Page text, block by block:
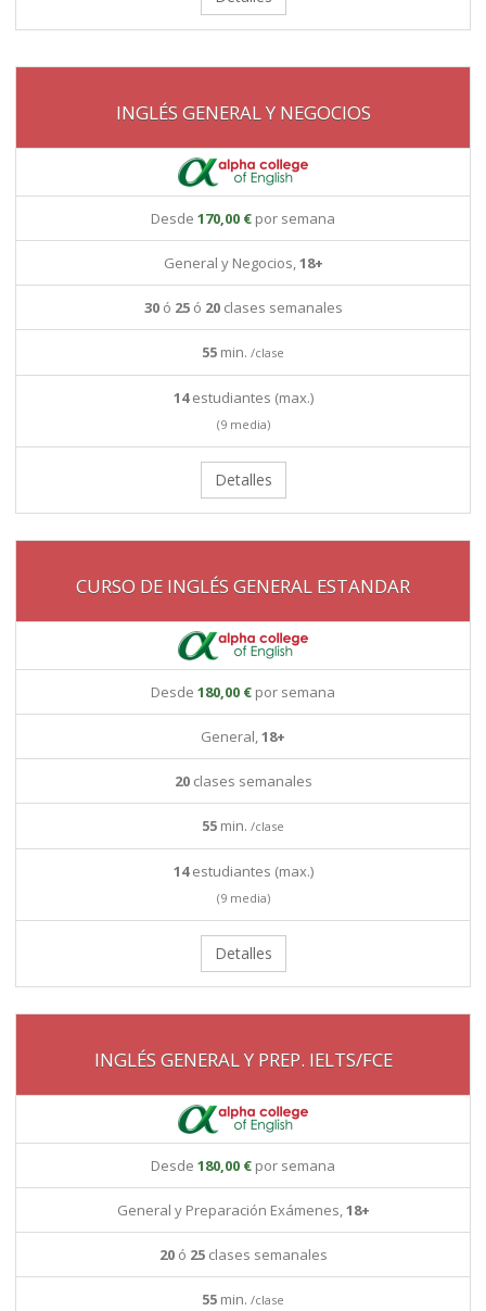
INGLÉS GENERAL Y NEGOCIOS
Desde 170,00 € por semana
General y Negocios,18+
30ó 25ó 20clases semanales
55 min. /clase
14estudiantes (max.)
(9 media)
Detalles
CURSO DE INGLÉS GENERAL ESTANDAR
Desde 180,00 € por semana
General,18+
20clases semanales
55 min. /clase
14estudiantes (max.)
(9 media)
Detalles
INGLÉS GENERAL Y PREP. IELTS/FCE
Desde 180,00 € por semana
General y Preparación Exámenes,18+
20ó 25clases semanales
55 min. /clase